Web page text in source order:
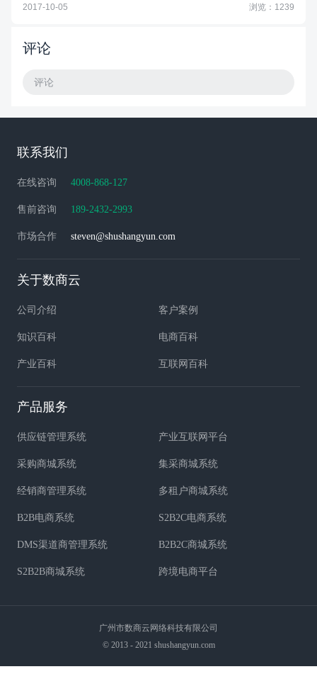
2017-10-05 浏览：1239
评论
评论
联系我们
在线咨询 4008-868-127
售前咨询 189-2432-2993
市场合作 steven@shushangyun.com
关于数商云
公司介绍 客户案例
知识百科 电商百科
产业百科 互联网百科
产品服务
供应链管理系统 产业互联网平台
采购商城系统 集采商城系统
经销商管理系统 多租户商城系统
B2B电商系统 S2B2C电商系统
DMS渠道商管理系统 B2B2C商城系统
S2B2B商城系统 跨境电商平台
广州市数商云网络科技有限公司
© 2013 - 2021 shushangyun.com